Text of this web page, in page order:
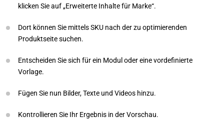
klicken Sie auf „Erweiterte Inhalte für Marke“.
Dort können Sie mittels SKU nach der zu optimierenden
Produktseite suchen.
Entscheiden Sie sich für ein Modul oder eine vordefinierte
Vorlage.
Fügen Sie nun Bilder, Texte und Videos hinzu.
Kontrollieren Sie Ihr Ergebnis in der Vorschau.